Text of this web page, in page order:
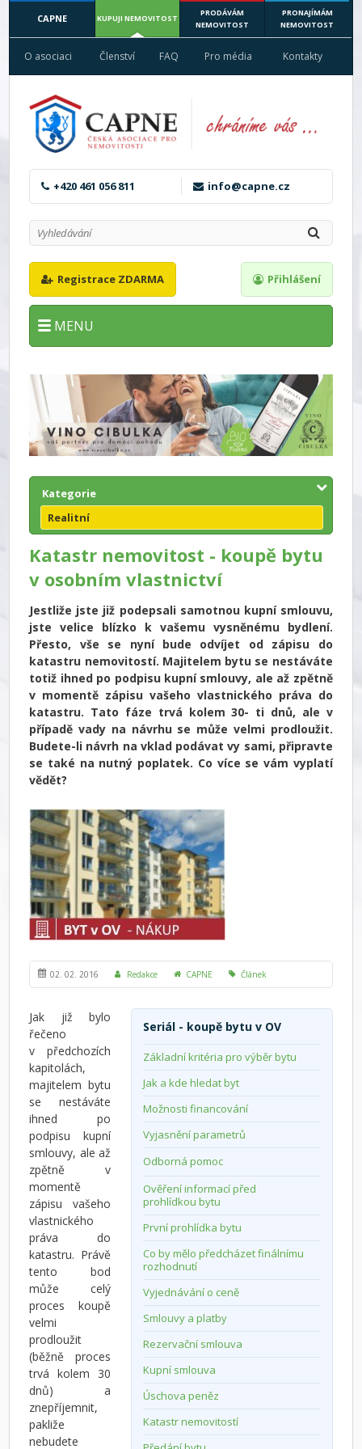
CAPNE KUPUJI NEMOVITOST
PRODÁVÁM
NEMOVITOST
PRONAJÍMÁM
NEMOVITOST
O asociaci Členství FAQ Pro média Kontakty
+420 461 056 811 info@capne.cz
Registrace ZDARMA Přihlášení
MENU
Kategorie
Realitní
Katastr nemovitost - koupě bytu
v osobním vlastnictví
Jestliže jste již podepsali samotnou kupní smlouvu,
jste velice blízko k vašemu vysněnému bydlení.
Přesto, vše se nyní bude odvíjet od zápisu do
katastru nemovitostí. Majitelem bytu se nestáváte
totiž ihned po podpisu kupní smlouvy, ale až zpětně
v momentě zápisu vašeho vlastnického práva do
katastru. Tato fáze trvá kolem 30- ti dnů, ale v
případě vady na návrhu se může velmi prodloužit.
Budete-li návrh na vklad podávat vy sami, připravte
se také na nutný poplatek. Co více se vám vyplatí
vědět?
02. 02. 2016 Redakce CAPNE Článek
Seriál - koupě bytu v OV
Základní kritéria pro výběr bytu
Jak a kde hledat byt
Možnosti financování
Vyjasnění parametrů
Odborná pomoc
Ověření informací před
prohlídkou bytu
První prohlídka bytu
Co by mělo předcházet finálnímu
rozhodnutí
Vyjednávání o ceně
Smlouvy a platby
Rezervační smlouva
Kupní smlouva
Úschova peněz
Katastr nemovitostí
Jak již bylo
řečeno
v předchozích
kapitolách,
majitelem bytu
se nestáváte
ihned po
podpisu kupní
smlouvy, ale až
zpětně v
momentě
zápisu vašeho
vlastnického
práva do
katastru. Právě
tento bod
může celý
proces koupě
velmi
prodloužit
(běžně proces
trvá kolem 30
dnů) a
znepříjemnit,
pakliže
nebudete